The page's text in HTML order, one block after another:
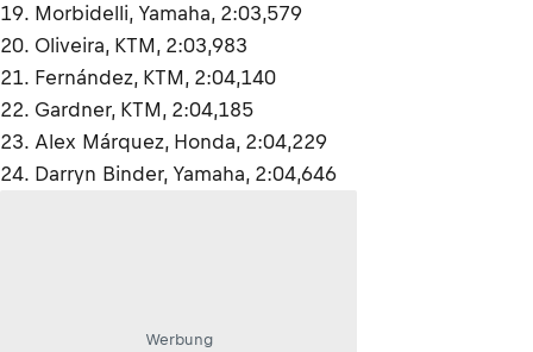
19. Morbidelli, Yamaha, 2:03,579
20. Oliveira, KTM, 2:03,983
21. Fernández, KTM, 2:04,140
22. Gardner, KTM, 2:04,185
23. Alex Márquez, Honda, 2:04,229
24. Darryn Binder, Yamaha, 2:04,646
Werbung